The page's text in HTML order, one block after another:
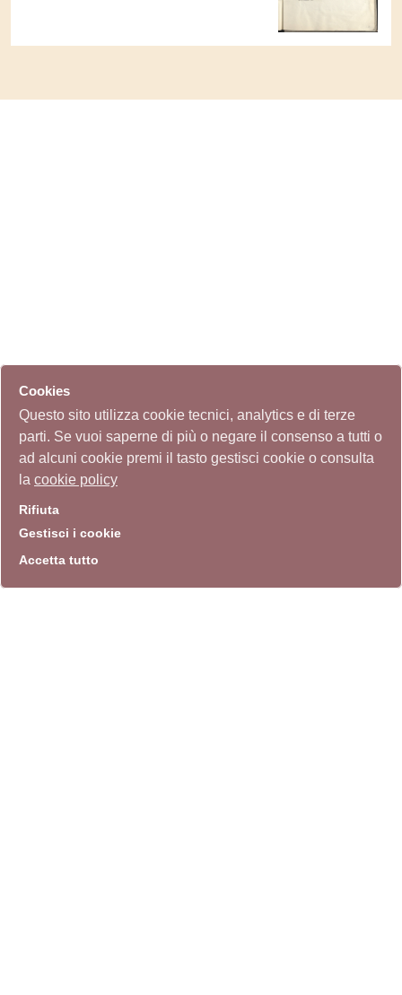
Cookies
Questo sito utilizza cookie tecnici, analytics e di terze
parti. Se vuoi saperne di più o negare il consenso a tutti o
ad alcuni cookie premi il tasto gestisci cookie o consulta
la cookie policy
Rifiuta
Gestisci i cookie
Accetta tutto